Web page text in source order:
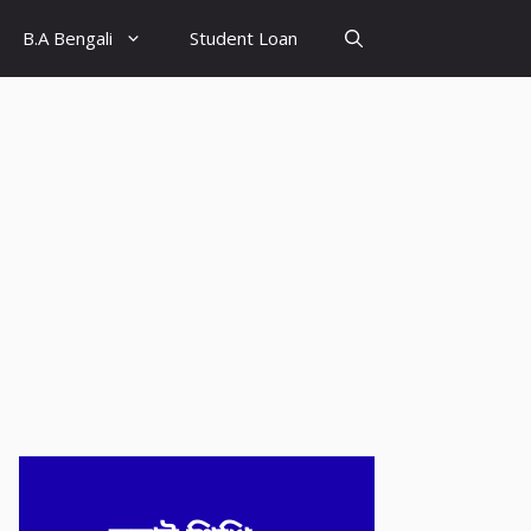
B.A Bengali Student Loan